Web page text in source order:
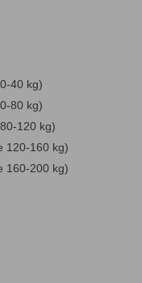
40 kg)
80 kg)
120 kg)
120-160 kg)
160-200 kg)